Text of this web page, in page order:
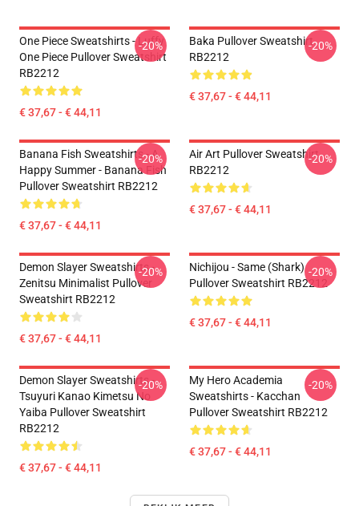
One Piece Sweatshirts - Luffy
One Piece Pullover Sweatshirt
RB2212
€ 37,67 - € 44,11
-20%
Baka Pullover Sweatshirt
RB2212
€ 37,67 - € 44,11
-20%
Banana Fish Sweatshirts - A
Happy Summer - Banana Fish
Pullover Sweatshirt RB2212
€ 37,67 - € 44,11
-20%
Air Art Pullover Sweatshirt
RB2212
€ 37,67 - € 44,11
-20%
Demon Slayer Sweatshirts -
Zenitsu Minimalist Pullover
Sweatshirt RB2212
€ 37,67 - € 44,11
-20%
Nichijou - Same (shark)
Pullover Sweatshirt RB2212
€ 37,67 - € 44,11
-20%
Demon Slayer Sweatshirts -
Tsuyuri Kanao Kimetsu No
Yaiba Pullover Sweatshirt
RB2212
€ 37,67 - € 44,11
-20%
My Hero Academia
Sweatshirts - Kacchan
Pullover Sweatshirt RB2212
€ 37,67 - € 44,11
-20%